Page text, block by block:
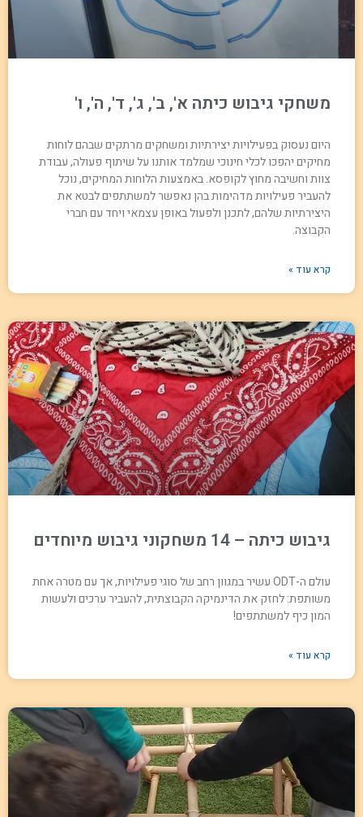
משחקי גיבוש כיתה א', ב', ג', ד', ה', ו'
היום נעסוק בפעילויות יצירתיות ומשחקים מרתקים שבהם לוחות
מחיקים יהפכו לכלי חינוכי שמלמד אותנו על שיתוף פעולה, עבודת
צוות וחשיבה מחוץ לקופסא. באמצעות הלוחות המחיקים, נוכל
להעביר פעילויות מדהימות בהן נאפשר למשתתפים לבטא את
היצירתיות שלהם, לתכנן ולפעול באופן עצמאי ויחד עם חברי
הקבוצה.
קרא עוד »
גיבוש כיתה – 14 משחקוני גיבוש מיוחדים
עולם ה-ODT עשיר במגוון רחב של סוגי פעילויות, אך עם מטרה אחת
משותפת: לחזק את הדינמיקה הקבוצתית, להעביר ערכים ולעשות
המון כיף למשתתפים!
קרא עוד »